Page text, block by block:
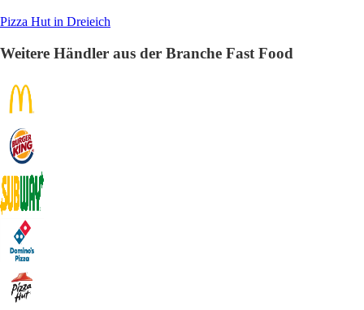
Pizza Hut in Dreieich
Weitere Händler aus der Branche Fast Food